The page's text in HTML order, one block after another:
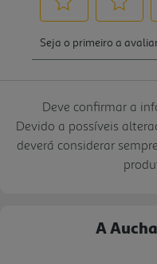
Deve confirmar a
Devido a possíveis
deverá considerar
A